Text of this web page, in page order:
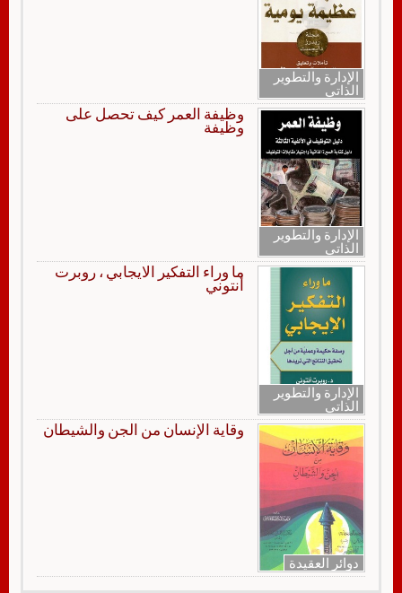
الإدارة والتطوير
الذاتي
الإدارة والتطوير
الذاتي
وظيفة العمر كيف تحصل على
وظيفة
الإدارة والتطوير
الذاتي
ما وراء التفكير الايجابي ، روبرت
أنتوني
دوائر العقيدة
وقاية الإنسان من الجن والشيطان